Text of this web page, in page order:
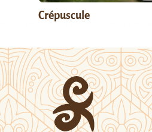
Crépuscule